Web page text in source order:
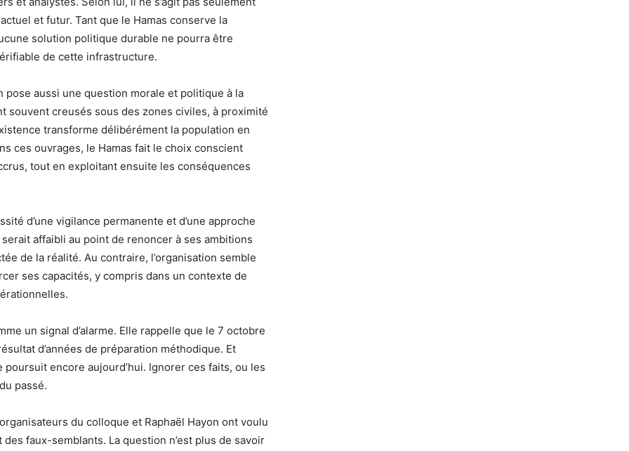
et futur. Tant que le Hamas conserve la
solution politique durable ne pourra être
de cette infrastructure.
pose aussi une question morale et politique à la
souvent creusés sous des zones civiles, à proximité
transforme délibérément la population en
ces ouvrages, le Hamas fait le choix conscient
tout en exploitant ensuite les conséquences
d’une vigilance permanente et d’une approche
affaibli au point de renoncer à ses ambitions
de la réalité. Au contraire, l’organisation semble
ses capacités, y compris dans un contexte de
un signal d’alarme. Elle rappelle que le 7 octobre
d’années de préparation méthodique. Et
encore aujourd’hui. Ignorer ces faits, ou les
passé.
du colloque et Raphaël Hayon ont voulu
faux-semblants. La question n’est plus de savoir